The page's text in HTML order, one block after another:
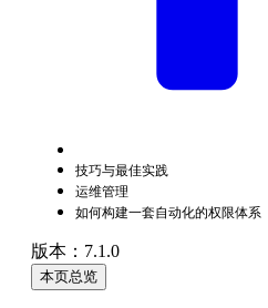
技巧与最佳实践
运维管理
如何构建一套自动化的权限体系
版本：7.1.0
本页总览